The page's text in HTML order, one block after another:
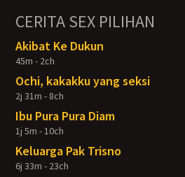
CERITA SEX PILIHAN
Akibat Ke Dukun
45m - 2ch
Ochi, kakakku yang seksi
2j 31m - 8ch
Ibu Pura Pura Diam
1j 5m - 10ch
Keluarga Pak Trisno
6j 33m - 23ch